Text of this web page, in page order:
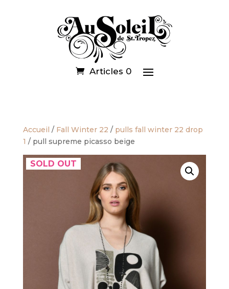
Articles 0
Accueil / Fall Winter 22 / pulls fall winter 22 drop
1 / pull supreme picasso beige
SOLD OUT